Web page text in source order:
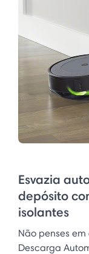
Esvazia
depósito
isolantes
Não penses
Descarga